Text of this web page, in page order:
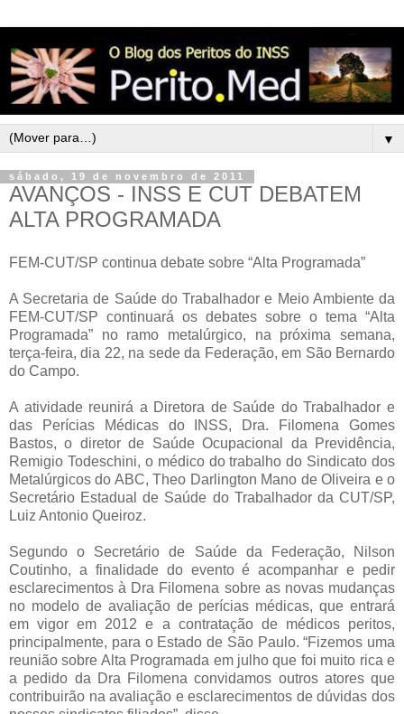
▼
sábado, 19 de novembro de 2011
AVANÇOS - INSS E CUT DEBATEM
ALTA PROGRAMADA
FEM-CUT/SP continua debate sobre “Alta Programada”
A Secretaria de Saúde do Trabalhador e Meio Ambiente da
FEM-CUT/SP continuará os debates sobre o tema “Alta
Programada” no ramo metalúrgico, na próxima semana,
terça-feira, dia 22, na sede da Federação, em São Bernardo
do Campo.
A atividade reunirá a Diretora de Saúde do Trabalhador e
das Perícias Médicas do INSS, Dra. Filomena Gomes
Bastos, o diretor de Saúde Ocupacional da Previdência,
Remigio Todeschini, o médico do trabalho do Sindicato dos
Metalúrgicos do ABC, Theo Darlington Mano de Oliveira e o
Secretário Estadual de Saúde do Trabalhador da CUT/SP,
Luiz Antonio Queiroz.
Segundo o Secretário de Saúde da Federação, Nilson
Coutinho, a finalidade do evento é acompanhar e pedir
esclarecimentos à Dra Filomena sobre as novas mudanças
no modelo de avaliação de perícias médicas, que entrará
em vigor em 2012 e a contratação de médicos peritos,
principalmente, para o Estado de São Paulo. “Fizemos uma
reunião sobre Alta Programada em julho que foi muito rica e
a pedido da Dra Filomena convidamos outros atores que
contribuirão na avaliação e esclarecimentos de dúvidas dos